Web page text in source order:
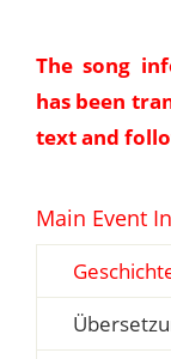
The song
has been
text and
Main Event